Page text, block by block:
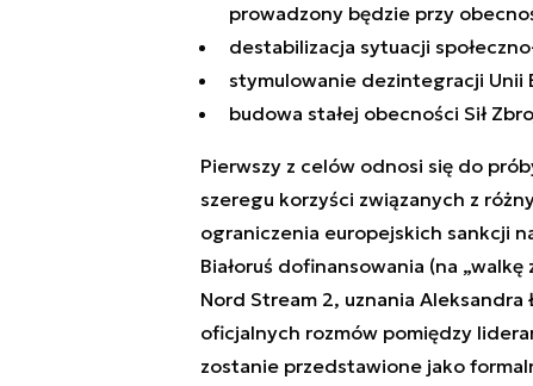
prowadzony będzie przy
destabilizacja sytuacji
stymulowanie dezintegracji Unii
budowa stałej obecności Sił
Pierwszy z celów odnosi się do
szeregu korzyści związanych z
ograniczenia europejskich sankcji
Białoruś dofinansowania (na
Nord Stream 2, uznania Aleksandra
oficjalnych rozmów pomiędzy
zostanie przedstawione jako